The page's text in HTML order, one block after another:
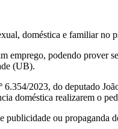
doméstica e familiar
emprego, podendo prover
(UB).
2023, do deputado
doméstica realizarem o
ou